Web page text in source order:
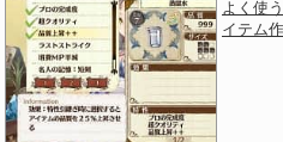
よく使
イテム